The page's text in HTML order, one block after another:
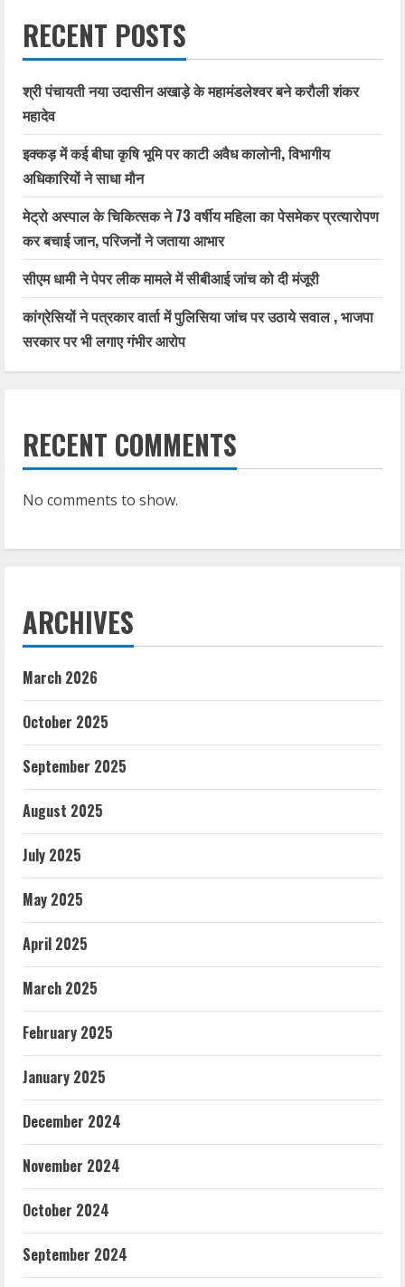
RECENT POSTS
श्री पंचायती नया उदासीन अखाड़े के महामंडलेश्वर बने करौली शंकर
महादेव
इक्कड़ में कई बीघा कृषि भूमि पर काटी अवैध कालोनी, विभागीय
अधिकारियों ने साधा मौन
मेट्रो अस्पाल के चिकित्सक ने 73 वर्षीय महिला का पेसमेकर प्रत्यारोपण
कर बचाई जान, परिजनों ने जताया आभार
सीएम धामी ने पेपर लीक मामले में सीबीआई जांच को दी मंजूरी
कांग्रेसियों ने पत्रकार वार्ता में पुलिसिया जांच पर उठाये सवाल , भाजपा
सरकार पर भी लगाए गंभीर आरोप
RECENT COMMENTS
No comments to show.
ARCHIVES
March 2026
October 2025
September 2025
August 2025
July 2025
May 2025
April 2025
March 2025
February 2025
January 2025
December 2024
November 2024
October 2024
September 2024